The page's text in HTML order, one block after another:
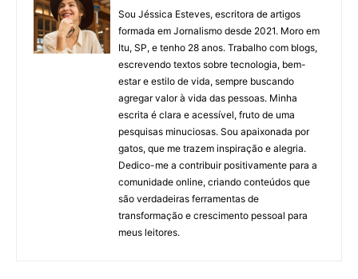
Sou Jéssica Esteves, escritora de artigos
formada em Jornalismo desde 2021. Moro em
Itu, SP, e tenho 28 anos. Trabalho com blogs,
escrevendo textos sobre tecnologia, bem-
estar e estilo de vida, sempre buscando
agregar valor à vida das pessoas. Minha
escrita é clara e acessível, fruto de uma
pesquisas minuciosas. Sou apaixonada por
gatos, que me trazem inspiração e alegria.
Dedico-me a contribuir positivamente para a
comunidade online, criando conteúdos que
são verdadeiras ferramentas de
transformação e crescimento pessoal para
meus leitores.